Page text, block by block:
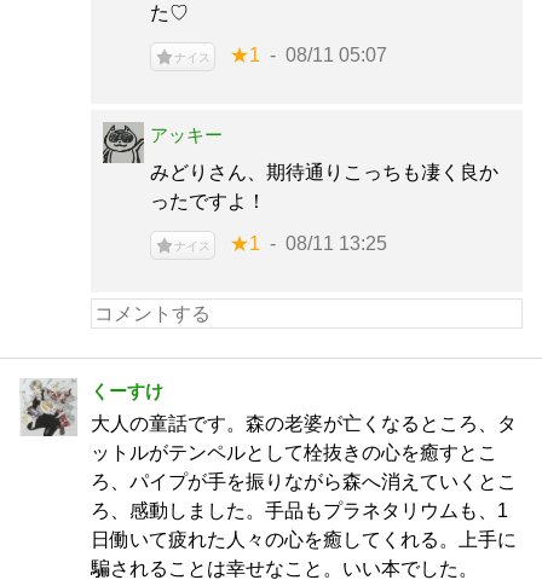
た♡
ナイス ★1 08/11 05:07
アッキー
みどりさん、期待通りこっちも凄く良か
ったですよ！
ナイス ★1 08/11 13:25
くーすけ
大人の童話です。森の老婆が亡くなるところ、タ
ットルがテンペルとして栓抜きの心を癒すとこ
ろ、パイプが手を振りながら森へ消えていくとこ
ろ、感動しました。手品もプラネタリウムも、1
日働いて疲れた人々の心を癒してくれる。上手に
騙されることは幸せなこと。いい本でした。